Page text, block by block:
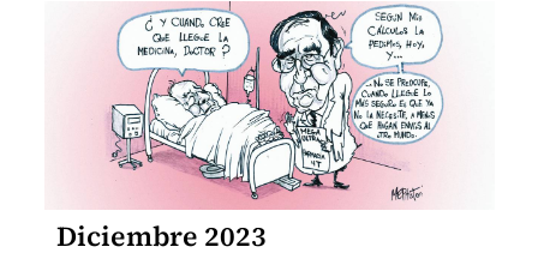
Diciembre 2023